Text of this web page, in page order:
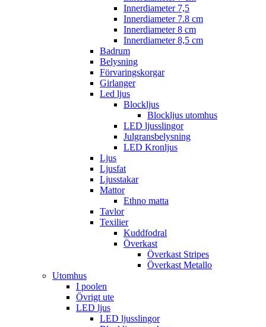
Innerdiameter 7,5
Innerdiameter 7.8 cm
Innerdiameter 8 cm
Innerdiameter 8,5 cm
Badrum
Belysning
Förvaringskorgar
Girlanger
Led ljus
Blockljus
Blockljus utomhus
LED ljusslingor
Julgransbelysning
LED Kronljus
Ljus
Ljusfat
Ljusstakar
Mattor
Ethno matta
Tavlor
Texilier
Kuddfodral
Överkast
Överkast Stripes
Överkast Metallo
Utomhus
I poolen
Övrigt ute
LED ljus
LED ljusslingor